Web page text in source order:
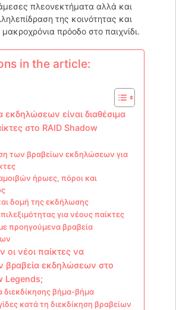
πλεονεκτήματα αλλά και
της κοινότητας και
μακροχρόνια πρόοδο στο παιχνίδι.
in the article:
εκδηλώσεων είναι διαθέσιμα
στο RAID Shadow
των βραβείων εκδηλώσεων για
ήρωες, πόροι και
δομή της εκδήλωσης
για νέους παίκτες
προηγούμενα βραβεία
νέοι παίκτες να
βραβεία εκδηλώσεων στο
Legends;
διεκδίκησης βήμα-βήμα
κατά τη διεκδίκηση βραβείων